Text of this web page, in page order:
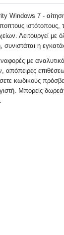
Windows 7 -
Λειτουργεί με
η
με
απόπειρες
κωδικούς
Μπορείς